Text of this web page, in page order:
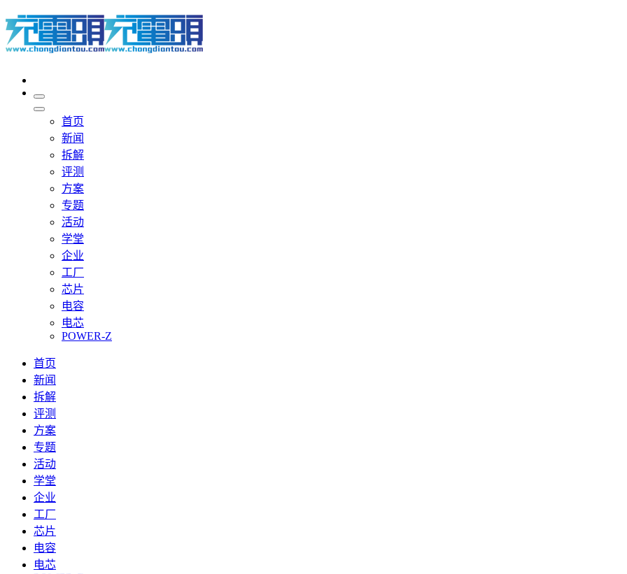
首页
新闻
拆解
评测
方案
专题
活动
学堂
企业
工厂
芯片
电容
电芯
POWER-Z
首页
新闻
拆解
评测
方案
专题
活动
学堂
企业
工厂
芯片
电容
电芯